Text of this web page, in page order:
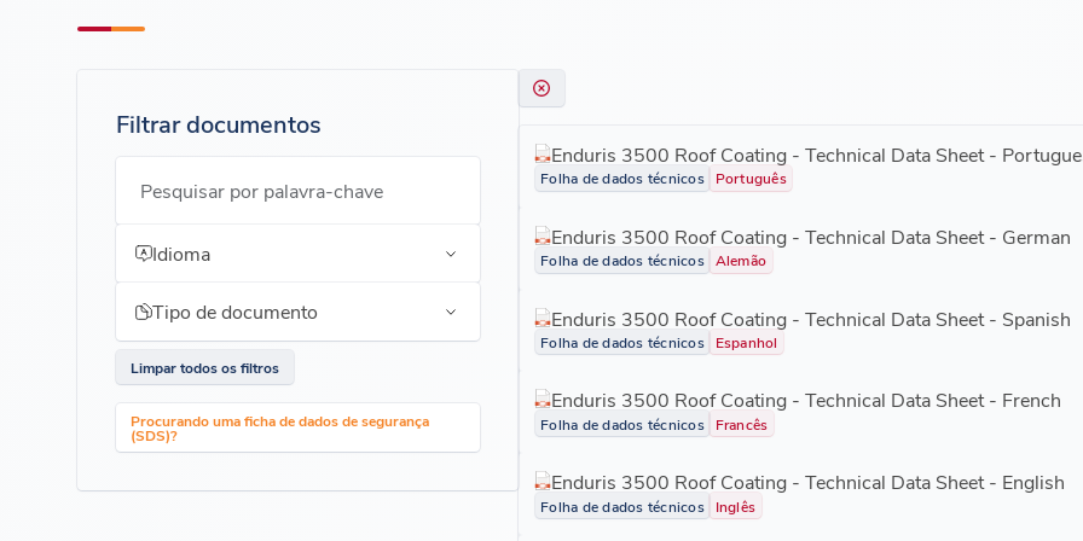
Filtrar documentos
Pesquisar por palavra-chave
Idioma
Tipo de documento
Limpar todos os filtros
Procurando uma ficha de dados de segurança
(SDS)?
Enduris 3500 Roof Coating - Technical Data Sheet -
Folha de dados técnicos Português
Enduris 3500 Roof Coating - Technical Data Sheet - German
Folha de dados técnicos Alemão
Enduris 3500 Roof Coating - Technical Data Sheet - Spanish
Folha de dados técnicos Espanhol
Enduris 3500 Roof Coating - Technical Data Sheet - French
Folha de dados técnicos Francês
Enduris 3500 Roof Coating - Technical Data Sheet - English
Folha de dados técnicos Inglês